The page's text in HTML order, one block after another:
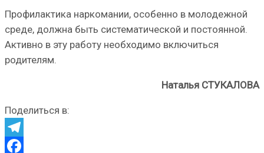
Профилактика наркомании, особенно в молодежной
среде, должна быть систематической и постоянной.
Активно в эту работу необходимо включиться
родителям.
Наталья СТУКАЛОВА
Поделиться в:
Telegram